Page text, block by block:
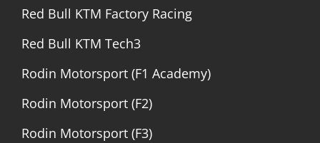
Red Bull KTM Factory Racing
Red Bull KTM Tech3
Rodin Motorsport (F1 Academy)
Rodin Motorsport (F2)
Rodin Motorsport (F3)